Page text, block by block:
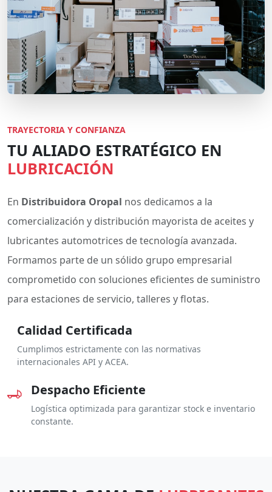
TRAYECTORIA Y CONFIANZA
TU ALIADO ESTRATÉGICO EN
LUBRICACIÓN
En Distribuidora Oropal nos dedicamos a la
comercialización y distribución mayorista de aceites y
lubricantes automotrices de tecnología avanzada.
Formamos parte de un sólido grupo empresarial
comprometido con soluciones eficientes de suministro
para estaciones de servicio, talleres y flotas.
Calidad Certificada
Cumplimos estrictamente con las normativas
internacionales API y ACEA.
Despacho Eficiente
Logística optimizada para garantizar stock e inventario
constante.